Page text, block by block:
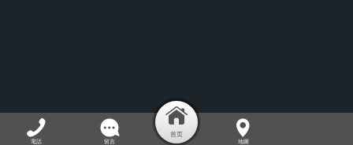
電話 留言 地圖